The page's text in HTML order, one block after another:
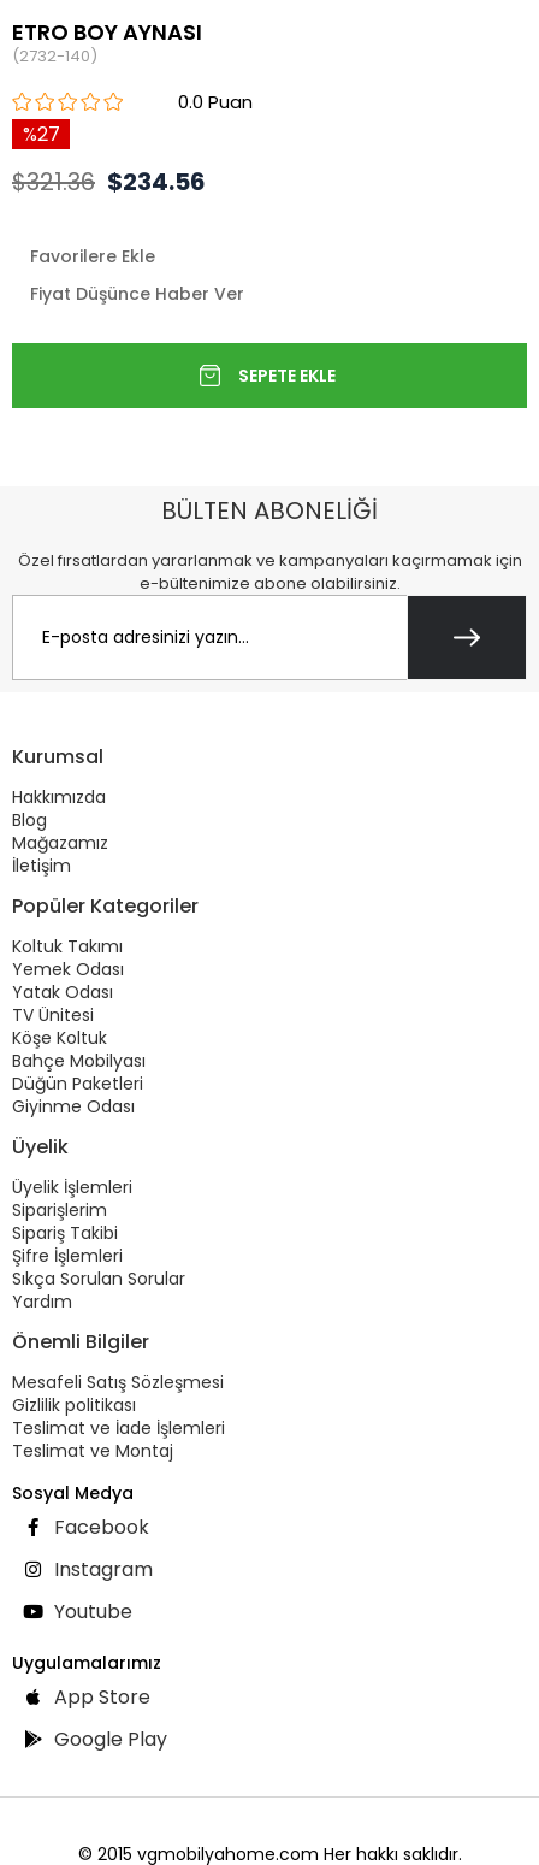
ETRO BOY AYNASI
(2732-140)
0.0
27
$321.36 $234.56
Favorilere Ekle
Fiyat Düşünce Haber Ver
BÜLTEN ABONELİĞİ
Özel fırsatlardan yararlanmak ve kampanyaları kaçırmamak için
e-bültenimize abone olabilirsiniz.
Kurumsal
Hakkımızda
Blog
Mağazamız
İletişim
Popüler Kategoriler
Koltuk Takımı
Yemek Odası
Yatak Odası
TV Ünitesi
Köşe Koltuk
Bahçe Mobilyası
Düğün Paketleri
Giyinme Odası
Üyelik
Üyelik İşlemleri
Siparişlerim
Sipariş Takibi
Şifre İşlemleri
Sıkça Sorulan Sorular
Yardım
Önemli Bilgiler
Mesafeli Satış Sözleşmesi
Gizlilik politikası
Teslimat ve İade İşlemleri
Teslimat ve Montaj
Sosyal Medya
Facebook
Instagram
Youtube
Uygulamalarımız
App Store
Google Play
© 2015 vgmobilyahome.com Her hakkı saklıdır.